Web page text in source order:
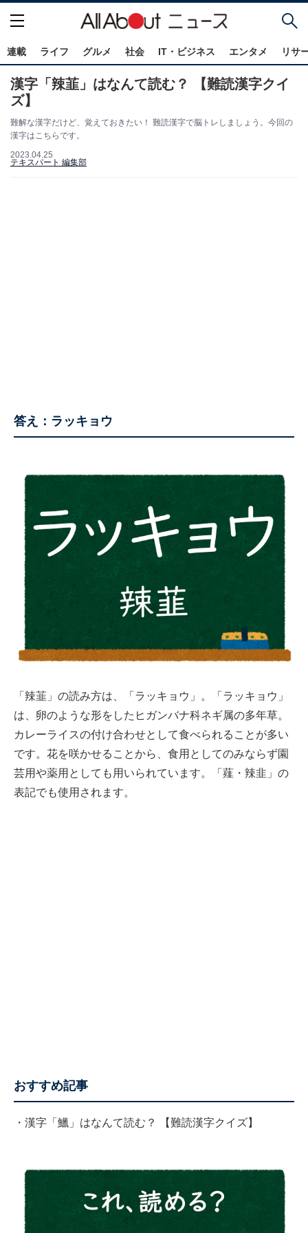
連載 ライフ グルメ 社会 IT・ビジネス エンタメ リサ
漢字「辣韮」はなんて読む？ 【難読漢字クイ
ズ】
難解な漢字だけど、覚えておきたい！ 難読漢字で脳トレしましょう。今回の
漢字はこちらです。
2023.04.25
テキスパート 編集部
答え：ラッキョウ
「辣韮」の読み方は、「ラッキョウ」。「ラッキョウ」
は、卵のような形をしたヒガンバナ科ネギ属の多年草。
カレーライスの付け合わせとして食べられることが多い
です。花を咲かせることから、食用としてのみならず園
芸用や薬用としても用いられています。「薤・辣韭」の
表記でも使用されます。
おすすめ記事
・ 漢字「鱲」はなんて読む？ 【難読漢字クイズ】